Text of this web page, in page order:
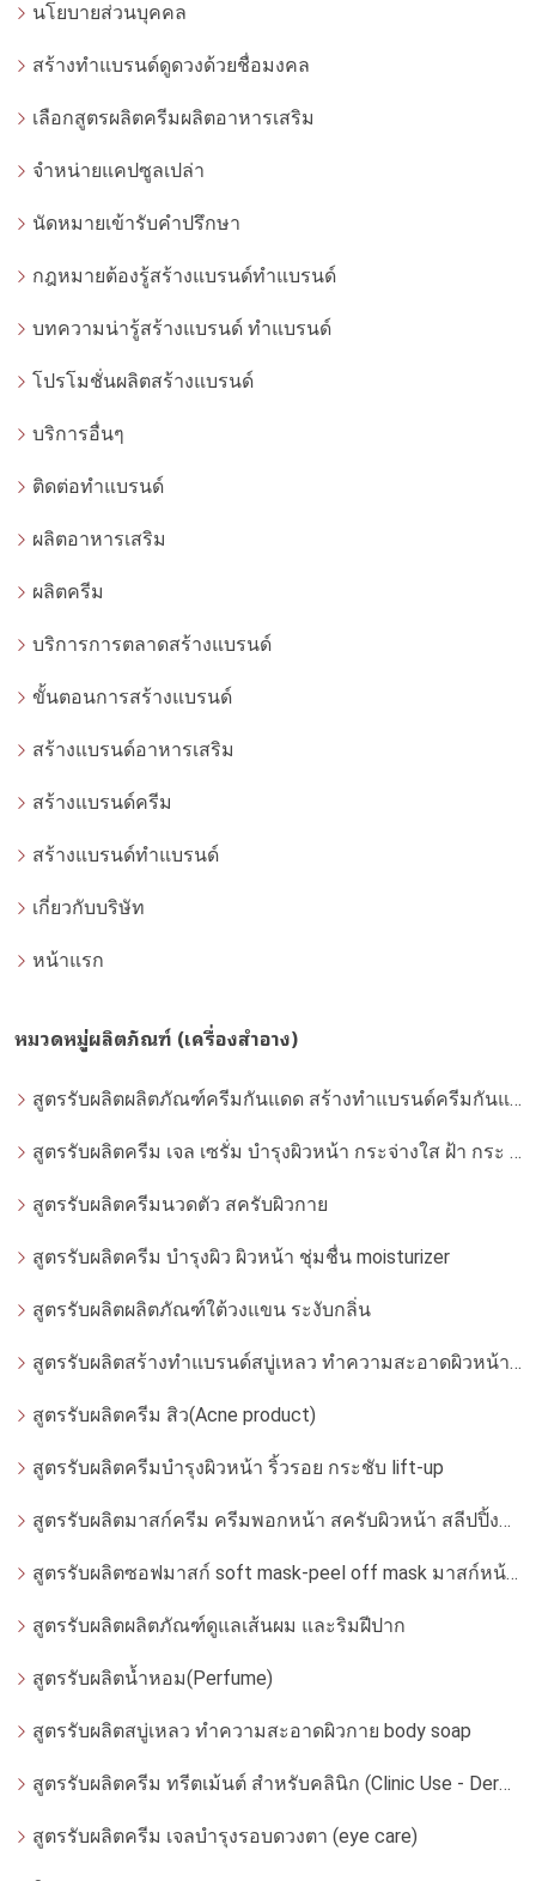
นโยบายส่วนบุคคล
สร้างทำแบรนด์ดูดวงด้วยชื่อมงคล
เลือกสูตรผลิตครีมผลิตอาหารเสริม
จำหน่ายแคปซูลเปล่า
นัดหมายเข้ารับคำปรึกษา
กฎหมายต้องรู้สร้างแบรนด์ทำแบรนด์
บทความน่ารู้สร้างแบรนด์ ทำแบรนด์
โปรโมชั่นผลิตสร้างแบรนด์
บริการอื่นๆ
ติดต่อทำแบรนด์
ผลิตอาหารเสริม
ผลิตครีม
บริการการตลาดสร้างแบรนด์
ขั้นตอนการสร้างแบรนด์
สร้างแบรนด์อาหารเสริม
สร้างแบรนด์ครีม
สร้างแบรนด์ทำแบรนด์
เกี่ยวกับบริษัท
หน้าแรก
หมวดหมู่ผลิตภัณฑ์ (เครื่องสำอาง)
สูตรรับผลิตผลิตภัณฑ์ครีมกันแดด สร้างทำแบรนด์ครีมกันแดด โดยโรงงานผลิตที่ได้มาตรฐาน
สูตรรับผลิตครีม เจล เซรั่ม บำรุงผิวหน้า กระจ่างใส ฝ้า กระ จุดด่างดำ whitening
สูตรรับผลิตครีมนวดตัว สครับผิวกาย
สูตรรับผลิตครีม บำรุงผิว ผิวหน้า ชุ่มชื่น moisturizer
สูตรรับผลิตผลิตภัณฑ์ใต้วงแขน ระงับกลิ่น
สูตรรับผลิตสร้างทำแบรนด์สบู่เหลว ทำความสะอาดผิวหน้า โฟมล้างหน้า
สูตรรับผลิตครีม สิว(Acne product)
สูตรรับผลิตครีมบำรุงผิวหน้า ริ้วรอย กระชับ lift-up
สูตรรับผลิตมาสก์ครีม ครีมพอกหน้า สครับผิวหน้า สลีปปิ้งมาสก์
สูตรรับผลิตซอฟมาสก์ soft mask-peel off mask มาสก์หน้ากากอ่อน
สูตรรับผลิตผลิตภัณฑ์ดูแลเส้นผม และริมฝีปาก
สูตรรับผลิตน้ำหอม(Perfume)
สูตรรับผลิตสบู่เหลว ทำความสะอาดผิวกาย body soap
สูตรรับผลิตครีม ทรีตเม้นต์ สำหรับคลินิก (Clinic Use - Dermatologist)
สูตรรับผลิตครีม เจลบำรุงรอบดวงตา (eye care)